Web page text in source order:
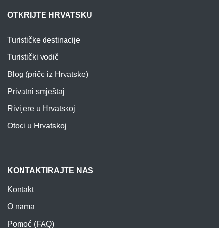
OTKRIJTE HRVATSKU
Turističke destinacije
Turistički vodič
Blog (priče iz Hrvatske)
Privatni smještaj
Rivijere u Hrvatskoj
Otoci u Hrvatskoj
KONTAKTIRAJTE NAS
Kontakt
O nama
Pomoć (FAQ)